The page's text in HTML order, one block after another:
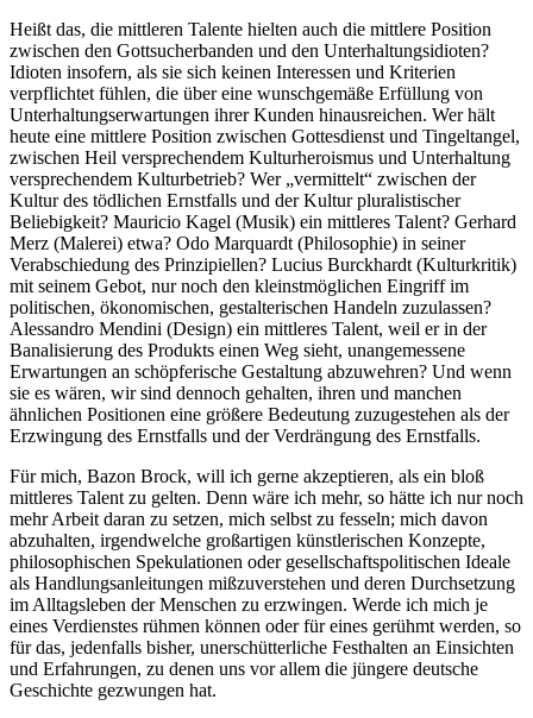
Heißt das, die mittleren Talente hielten auch die mittlere Position
zwischen den Gottsucherbanden und den Unterhaltungsidioten?
Idioten insofern, als sie sich keinen Interessen und Kriterien
verpflichtet fühlen, die über eine wunschgemäße Erfüllung von
Unterhaltungserwartungen ihrer Kunden hinausreichen. Wer hält
heute eine mittlere Position zwischen Gottesdienst und Tingeltangel,
zwischen Heil versprechendem Kulturheroismus und Unterhaltung
versprechendem Kulturbetrieb? Wer „vermittelt“ zwischen der
Kultur des tödlichen Ernstfalls und der Kultur pluralistischer
Beliebigkeit? Mauricio Kagel (Musik) ein mittleres Talent? Gerhard
Merz (Malerei) etwa? Odo Marquardt (Philosophie) in seiner
Verabschiedung des Prinzipiellen? Lucius Burckhardt (Kulturkritik)
mit seinem Gebot, nur noch den kleinstmöglichen Eingriff im
politischen, ökonomischen, gestalterischen Handeln zuzulassen?
Alessandro Mendini (Design) ein mittleres Talent, weil er in der
Banalisierung des Produkts einen Weg sieht, unangemessene
Erwartungen an schöpferische Gestaltung abzuwehren? Und wenn
sie es wären, wir sind dennoch gehalten, ihren und manchen
ähnlichen Positionen eine größere Bedeutung zuzugestehen als der
Erzwingung des Ernstfalls und der Verdrängung des Ernstfalls.
Für mich, Bazon Brock, will ich gerne akzeptieren, als ein bloß
mittleres Talent zu gelten. Denn wäre ich mehr, so hätte ich nur noch
mehr Arbeit daran zu setzen, mich selbst zu fesseln; mich davon
abzuhalten, irgendwelche großartigen künstlerischen Konzepte,
philosophischen Spekulationen oder gesellschaftspolitischen Ideale
als Handlungsanleitungen mißzuverstehen und deren Durchsetzung
im Alltagsleben der Menschen zu erzwingen. Werde ich mich je
eines Verdienstes rühmen können oder für eines gerühmt werden, so
für das, jedenfalls bisher, unerschütterliche Festhalten an Einsichten
und Erfahrungen, zu denen uns vor allem die jüngere deutsche
Geschichte gezwungen hat.